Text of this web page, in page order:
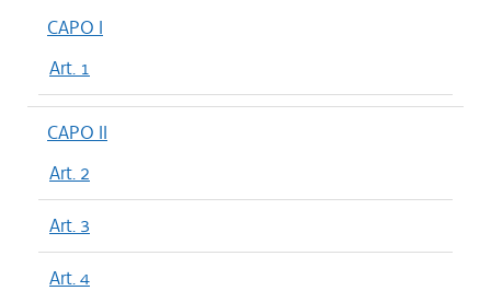
CAPO I
Art. 1
CAPO II
Art. 2
Art. 3
Art. 4